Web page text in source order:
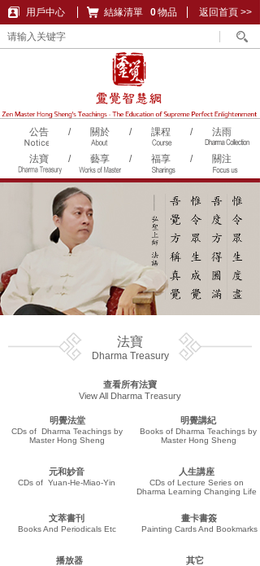
返回首頁 >>
購物車 0物品
用戶中心 結緣清單
公告/ 關於/ 課程 / 法雨
法寶/ 藝享/ 福享/ 關注
法寶
Dharma Treasury
查看所有法寶
View All Dharma Treasury
明覺法堂
CDs of Dharma Teachings by
Master Hong Sheng
明覺講紀
Books of Dharma Teachings by
Master Hong Sheng
人生講座
CDs of Lecture Series on
Dharma Learning Changing Life
元和妙音
CDs of Yuan-He-Miao-Yin
畫卡書簽
Painting Cards And Bookmarks
文萃書刊
Books And Periodicals Etc
其它
播放器